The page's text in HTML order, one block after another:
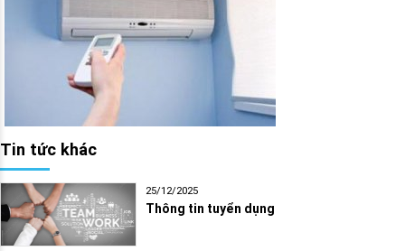
Tin tức khác
25/12/2025
Thông tin tuyển dụng